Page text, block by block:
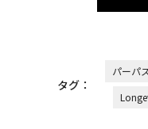
タグ：
パーパ